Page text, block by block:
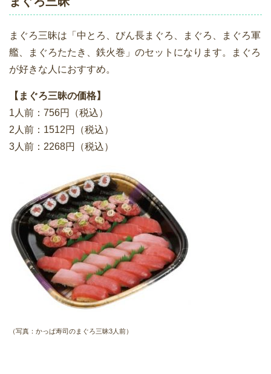
まぐろ三昧は「中とろ、びん長まぐろ、まぐろ、まぐろ軍
艦、まぐろたたき、鉄火巻」のセットになります。まぐろ
が好きな人におすすめ。
【まぐろ三昧の価格】
1人前：756円（税込）
2人前：1512円（税込）
3人前：2268円（税込）
（写真：かっぱ寿司のまぐろ三昧3人前）